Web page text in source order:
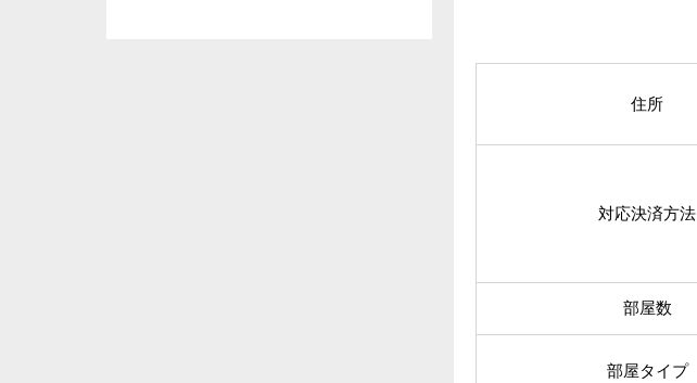
住所
対応決済方法
部屋数
部屋タイプ